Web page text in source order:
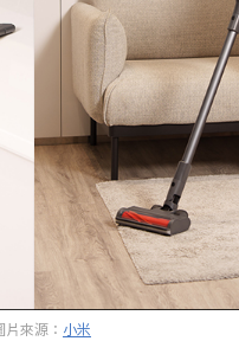
來源： 小米